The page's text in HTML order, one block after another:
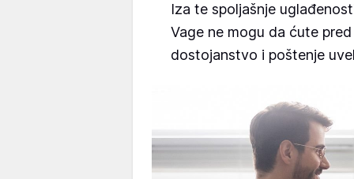
Iza te spoljašnje
Vage ne mogu da ćute
dostojanstvo i poštenje